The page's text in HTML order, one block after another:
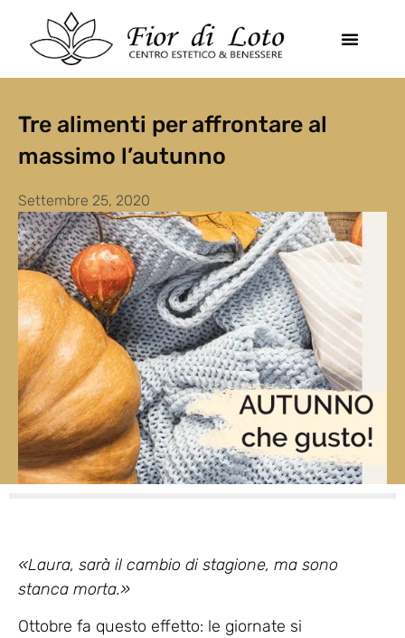
Tre alimenti per affrontare al
massimo l’autunno
Settembre 25, 2020
«Laura, sarà il cambio di stagione, ma sono
stanca morta.»
Ottobre fa questo effetto: le giornate si